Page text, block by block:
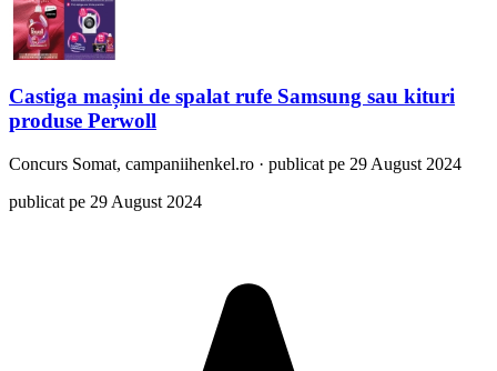
Castiga mașini de spalat rufe Samsung sau kituri
produse Perwoll
Concurs Somat, campaniihenkel.ro · publicat pe 29 August 2024
publicat pe 29 August 2024